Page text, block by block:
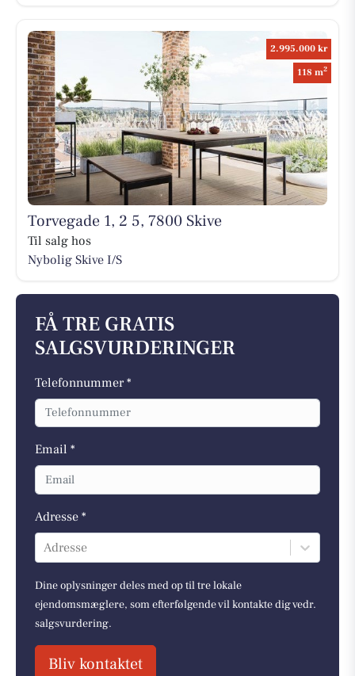
2.995.000 kr
118 m2
Torvegade 1, 2 5, 7800 Skive
Til salg hos
Nybolig Skive I/S
FÅ TRE GRATIS
SALGSVURDERINGER
Telefonnummer *
Email *
Adresse *
Adresse
Dine oplysninger deles med op til tre lokale
ejendomsmæglere, som efterfølgende vil kontakte dig vedr.
salgsvurdering.
Bliv kontaktet